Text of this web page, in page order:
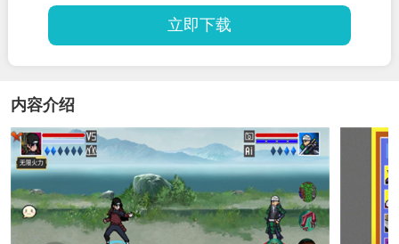
立即下载
内容介绍